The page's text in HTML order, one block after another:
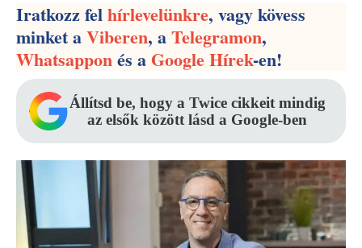
Iratkozz felhírlevelünkre, vagy kövess
minket aViberen, aTelegramon,
Whatsapponés aGoogle Hírek-en!
Állítsd be, hogy a Twice cikkeit mindig
az elsők között lásd a Google-ben